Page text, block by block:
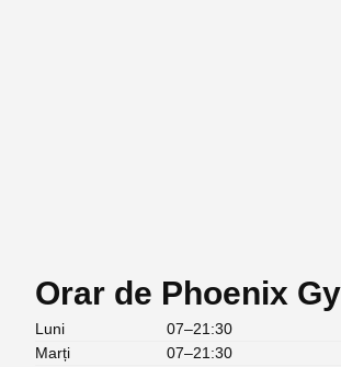
Orar de Phoenix
Luni
07–21:30
Marți
07–21:30